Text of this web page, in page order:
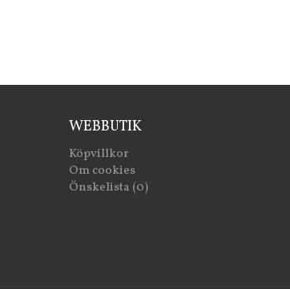
WEBBUTIK
Köpvillkor
Om cookies
Önskelista (0)